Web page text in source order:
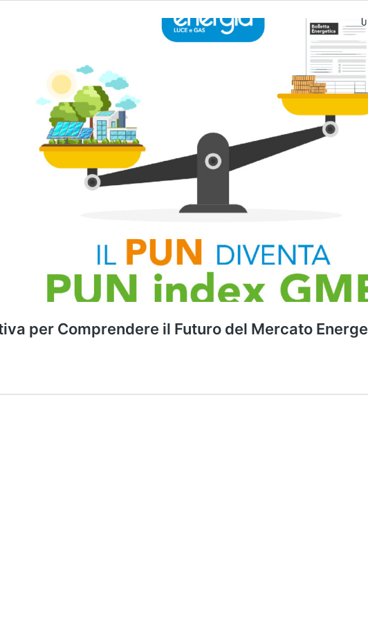
per Comprendere il Futuro del Mercato